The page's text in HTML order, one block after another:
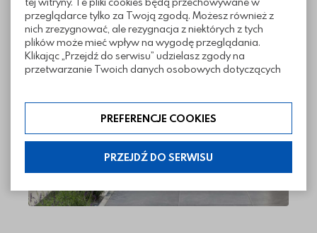
przeglądarce tylko za Twoją zgodą. Możesz również z
nich zrezygnować, ale rezygnacja z niektórych z tych
plików może mieć wpływ na wygodę przeglądania.
Klikając „Przejdź do serwisu” udzielasz zgody na
przetwarzanie Twoich danych osobowych dotyczących
zakres klikając w „Preferencje cookies”. W każdej chwili
możesz modyfikować udzielone zgody w zakładce:
informacje i regulaminy — ustawienia cookies.
PREFERENCJE COOKIES
PRZEJDŹ DO SERWISU
Realizacje z wykorzystaniem płyt
tarasowych Marmo